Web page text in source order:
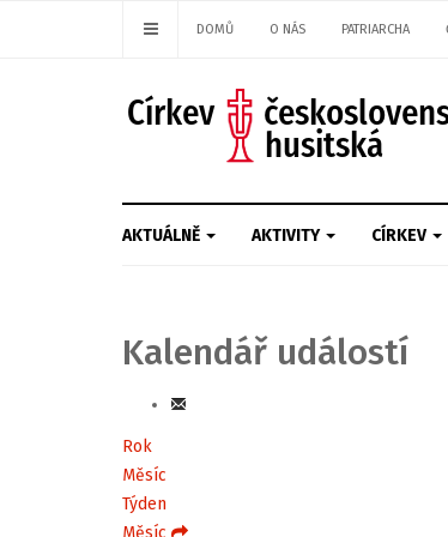
DOMŮ O NÁS PATRIARCHA
AKTUÁLNĚ AKTIVITY CÍRKEV
Kalendář událostí
Rok
Měsíc
Týden
Měsíc